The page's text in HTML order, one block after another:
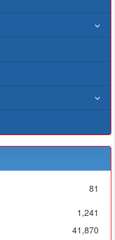
81
1,241
41,870